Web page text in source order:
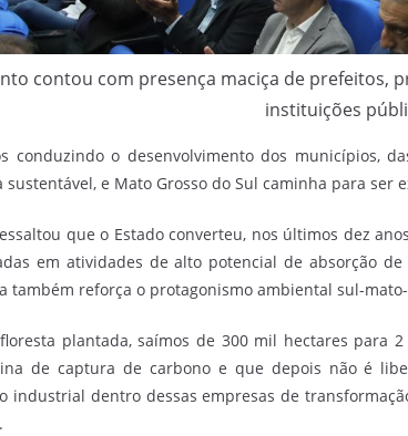
contou com presença maciça de prefeitos,
instituições
conduzindo o desenvolvimento dos municípios,
sustentável, e Mato Grosso do Sul caminha para ser
que o Estado converteu, nos últimos dez
em atividades de alto potencial de absorção
também reforça o protagonismo ambiental sul-
floresta plantada, saímos de 300 mil hectares para
de captura de carbono e que depois não é
industrial dentro dessas empresas de